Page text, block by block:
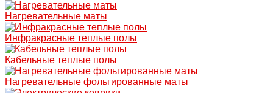
Нагревательные маты
Инфракрасные теплые полы
Кабельные теплые полы
Нагревательные фольгированные маты